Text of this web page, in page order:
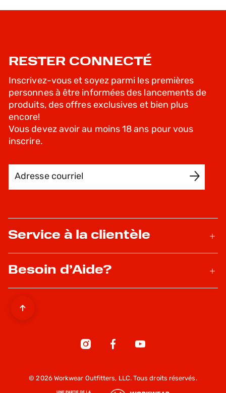
RESTER CONNECTÉ
Inscrivez-vous et soyez parmi les premières
personnes à être informées des lancements de
produits, des offres exclusives et bien plus
encore!
Vous devez avoir au moins 18 ans pour vous
inscrire.
Service à la clientèle
Besoin d’Aide?
© 2026 Workwear Outfitters, LLC. Tous droits réservés.